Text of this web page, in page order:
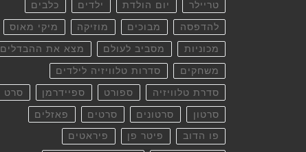
טריילר יום הולדת ילדים כלבים
להדפסה מבוכים מוזיקה מיקי מאוס
מכוניות מסביב לעולם מצא את ההבדלים
משחקים סדרות טלוויזיה לילדים
סדרת טלוויזיה ספורט ספיידרמן סרט
סרטון סרטונים סרטים פאזלים
פו הדוב פיטר פן פיראטים